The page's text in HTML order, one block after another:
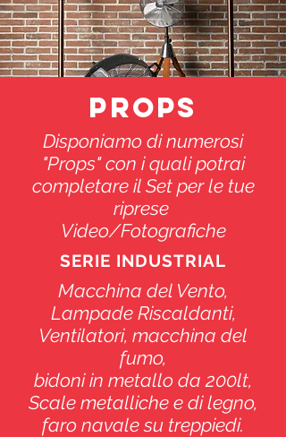
PROPS
Disponiamo di numerosi
"Props" con i quali potrai
completare il Set per le tue
riprese
Video/Fotografiche
SERIE INDUSTRIAL
Macchina del Vento,
Lampade Riscaldanti,
Ventilatori, macchina del
fumo,
bidoni in metallo da 200lt,
Scale metalliche e di legno,
faro navale su treppiedi.